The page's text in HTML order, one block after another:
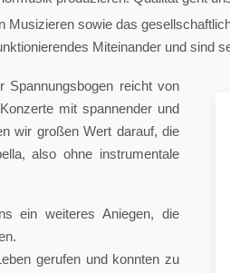
sowie das
Miteinander und sind
reicht von
mit spannender und
wir großen Wert darauf, die
also ohne instrumentale
ein weiteres Aniegen, die
gerufen und konnten zu